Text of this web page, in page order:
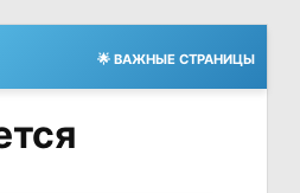
🌟 ВАЖНЫЕ СТРАНИЦЫ